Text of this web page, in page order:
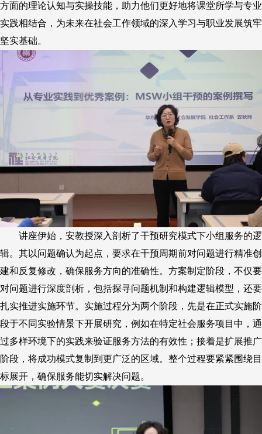
方面的理论认知与实操技能，助力他们更好地将课堂所学与专业
实践相结合，为未来在社会工作领域的深入学习与职业发展筑牢
坚实基础。
讲座伊始， 安教授深入剖析了干预研究模式下小组服务的逻
辑。其以问题确认为起点，要求在干预周期前对问题进行精准创
建和反复修改，确保服务方向的准确性。方案制定阶段，不仅要
对问题进行深度剖析，包括探寻问题机制和构建逻辑模型，还要
扎实推进实施环节。实施过程分为两个阶段，先是在正式实施阶
段于不同实验情景下开展研究，例如在特定社会服务项目中，通
过多样环境下的实践来验证服务方法的有效性；接着是扩展推广
阶段，将成功模式复制到更广泛的区域。整个过程要紧紧围绕目
标展开，确保服务能切实解决问题。